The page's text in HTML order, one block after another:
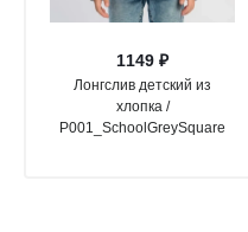
1149 ₽
Лонгслив детский из
хлопка /
P001_SchoolGreySquare